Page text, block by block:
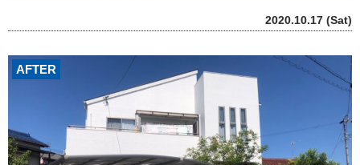
2020.10.17 (Sat)
AFTER